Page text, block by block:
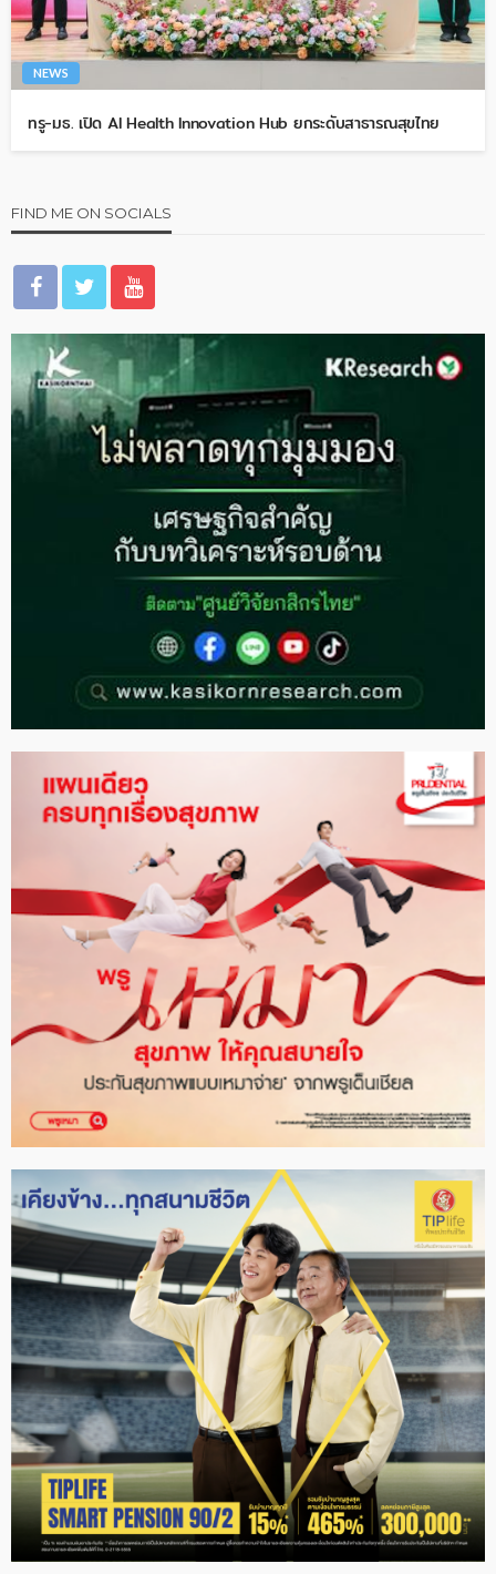
NEWS
ทรู-มธ. เปิด AI Health Innovation Hub ยกระดับสาธารณสุขไทย
FIND ME ON SOCIALS